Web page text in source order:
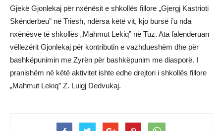
Gjekë Gjonlekaj për nxënësit e shkollës fillore „Gjergj Kastrioti
Skënderbeu” në Triesh, ndërsa këtë vit, kjo bursë i’u nda
nxënësve të shkollës „Mahmut Lekiq” në Tuz. Ata falenderuan
vëllezërit Gjonlekaj për kontributin e vazhdueshëm dhe për
bashkëpunimin me Zyrën për bashkëpunim me diasporë. I
pranishëm në këtë aktivitet ishte edhe drejtori i shkollës fillore
„Mahmut Lekiq” Z. Luigj Dedvukaj.